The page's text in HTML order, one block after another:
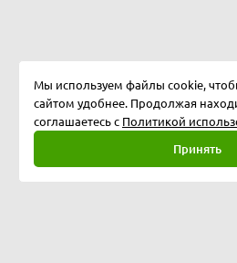
Мы используем файлы cookie,
сайтом удобнее. Продолжая
соглашаетесь с Политикой
Принять